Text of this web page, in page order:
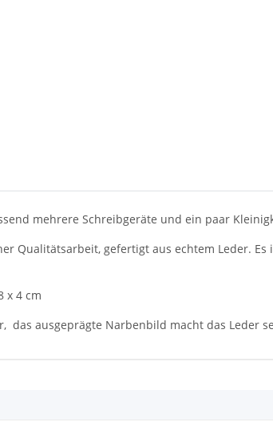
mehrere Schreibgeräte und ein paar
Qualitätsarbeit, gefertigt aus echtem Leder.
x 4 cm
das ausgeprägte Narbenbild macht das Leder